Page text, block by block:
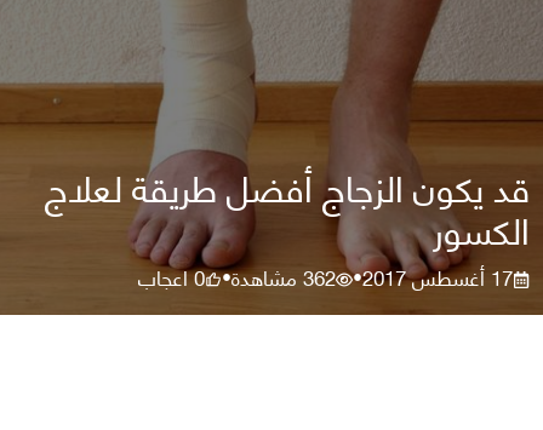
قد يكون الزجاج أفضل طريقة لعلاج
الكسور
17 أغسطس 2017 •
362مشاهدة•
0اعجاب